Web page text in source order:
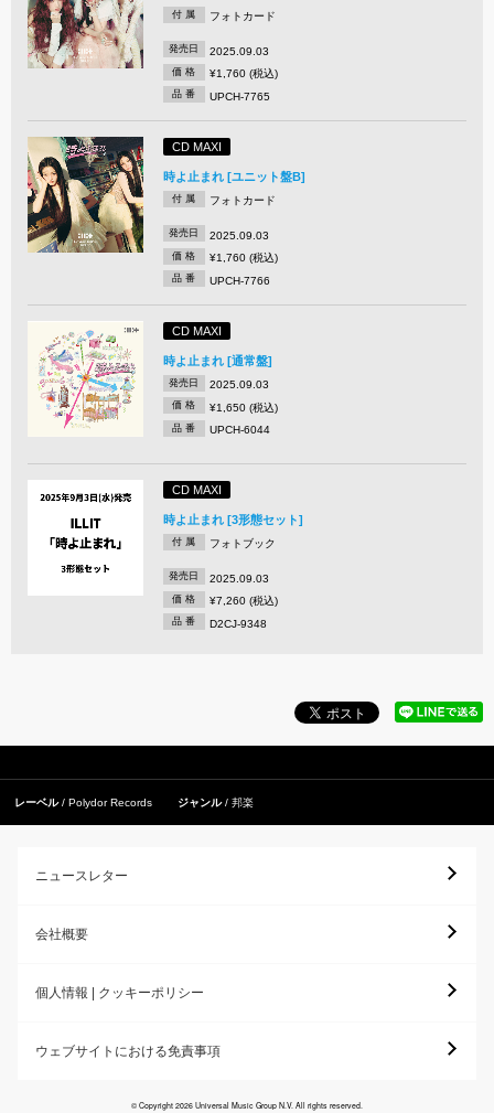
付 属 フォトカード
発売日 2025.09.03
価 格 ¥1,760 (税込)
品 番 UPCH-7765
CD MAXI
時よ止まれ [ユニット盤B]
付 属 フォトカード
発売日 2025.09.03
価 格 ¥1,760 (税込)
品 番 UPCH-7766
CD MAXI
時よ止まれ [通常盤]
発売日 2025.09.03
価 格 ¥1,650 (税込)
品 番 UPCH-6044
CD MAXI
時よ止まれ [3形態セット]
付 属 フォトブック
発売日 2025.09.03
価 格 ¥7,260 (税込)
品 番 D2CJ-9348
レーベル Polydor Records ジャンル 邦楽
ニュースレター
会社概要
個人情報 | クッキーポリシー
ウェブサイトにおける免責事項
© Copyright 2026 Universal Music Group N.V. All rights reserved.